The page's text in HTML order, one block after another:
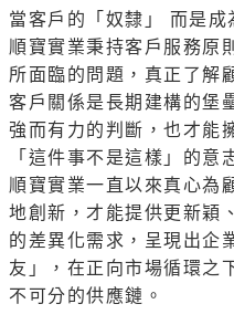
當客戶的「奴隸」 而是成
順寶實業秉持客戶服務原
所面臨的問題，真正了解
客戶關係是長期建構的堡
強而有力的判斷，也才能
「這件事不是這樣」的意
順寶實業一直以來真心為
地創新，才能提供更新穎
的差異化需求，呈現出企
友」，在正向市場循環之
不可分的供應鏈。